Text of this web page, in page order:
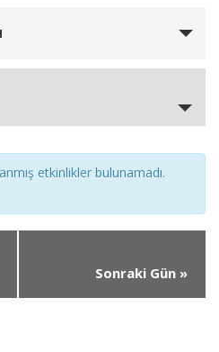
etkinlikler bulunamadı.
Sonraki Gün »